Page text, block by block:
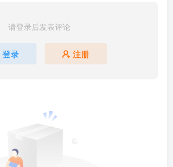
请登录后发表评论
登录 注册